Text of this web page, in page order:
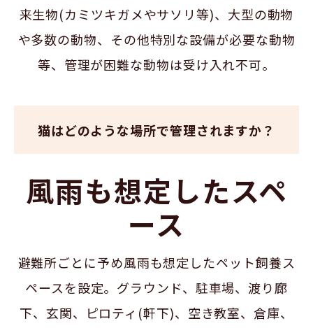
来生物(カミツキガメやサソリ等)、大型の動物
や多数の動物、その他特別な設備が必要な動物
等、管理が困難な動物は受け入れ不可。
猫はどのような場所で管理されますか？
風雨も想定したスペ
ース
避難所ごとに予め風雨も想定したペット飼養ス
ペースを設定。グラウンド、駐車場、渡り廊
下、玄関、ピロティ(軒下)、空き教室、倉庫、